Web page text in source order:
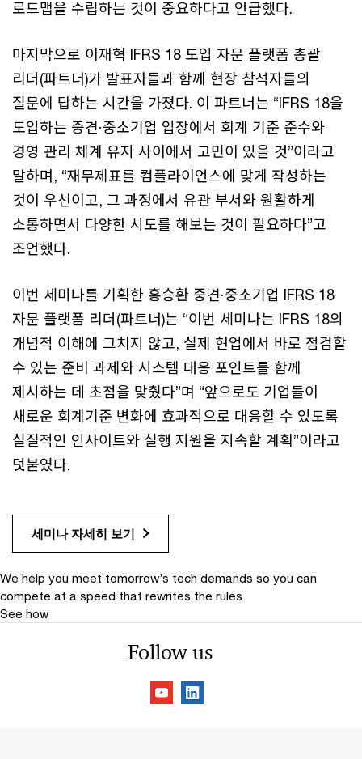
로드맵을 수립하는 것이 중요하다고 언급했다.
마지막으로 이재혁 IFRS 18 도입 자문 플랫폼 총괄
리더(파트너)가 발표자들과 함께 현장 참석자들의
질문에 답하는 시간을 가졌다. 이 파트너는 “IFRS 18을
도입하는 중견·중소기업 입장에서 회계 기준 준수와
경영 관리 체계 유지 사이에서 고민이 있을 것”이라고
말하며, “재무제표를 컴플라이언스에 맞게 작성하는
것이 우선이고, 그 과정에서 유관 부서와 원활하게
소통하면서 다양한 시도를 해보는 것이 필요하다”고
조언했다.
이번 세미나를 기획한 홍승환 중견·중소기업 IFRS 18
자문 플랫폼 리더(파트너)는 “이번 세미나는 IFRS 18의
개념적 이해에 그치지 않고, 실제 현업에서 바로 점검할
수 있는 준비 과제와 시스템 대응 포인트를 함께
제시하는 데 초점을 맞췄다”며 “앞으로도 기업들이
새로운 회계기준 변화에 효과적으로 대응할 수 있도록
실질적인 인사이트와 실행 지원을 지속할 계획”이라고
덧붙였다.
세미나 자세히 보기
We help you meet tomorrow’s tech demands so you can
compete at a speed that rewrites the rules
See how
Follow us